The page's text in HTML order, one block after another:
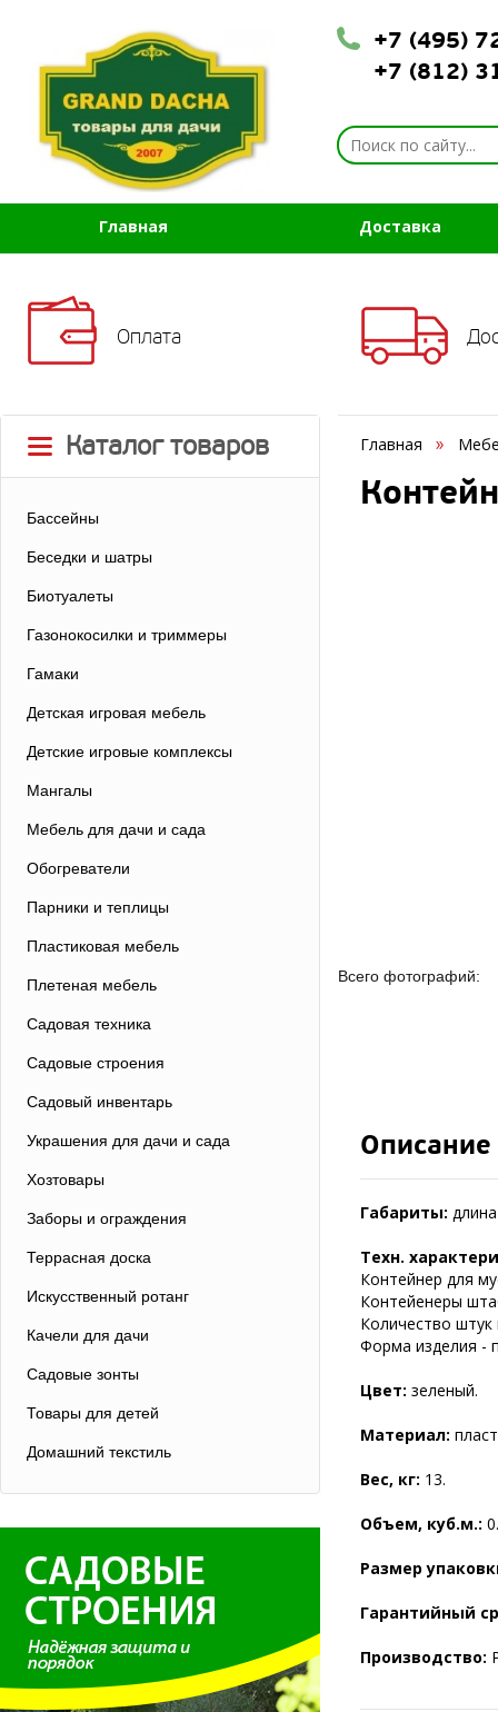
+7 (495)
+7 (812)
Главная Доставка
Оплата
Каталог товаров
Бассейны
Беседки и шатры
Биотуалеты
Газонокосилки и триммеры
Гамаки
Детская игровая мебель
Детские игровые комплексы
Мангалы
Мебель для дачи и сада
Обогреватели
Парники и теплицы
Пластиковая мебель
Плетеная мебель
Садовая техника
Садовые строения
Садовый инвентарь
Украшения для дачи и сада
Хозтовары
Заборы и ограждения
Террасная доска
Искусственный ротанг
Качели для дачи
Садовые зонты
Товары для детей
Домашний текстиль
Главная
Всего фотографий:
Описание
Габариты:
Техн.
Контейнер для
Контейенеры
Количество штук
Форма изделия -
Цвет: зеленый.
Материал:
Вес, кг: 13.
Объем, куб.м.:
Размер
Гарантийный
Производство: